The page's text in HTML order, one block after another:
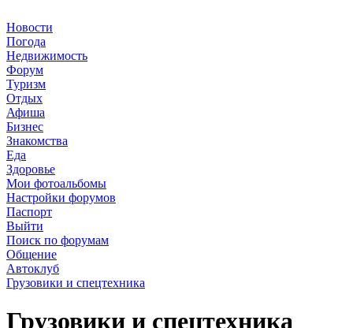
Новости
Погода
Недвижимость
Форум
Туризм
Отдых
Афиша
Бизнес
Знакомства
Еда
Здоровье
Мои фотоальбомы
Настройки форумов
Паспорт
Выйти
Поиск по форумам
Общение
Автоклуб
Грузовики и спецтехника
Грузовики и спецтехника